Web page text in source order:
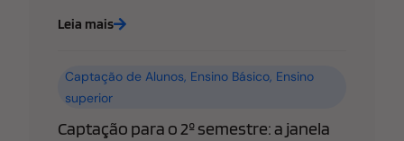
Leia mais
Captação de Alunos, Ensino Básico, Ensino
superior
Captação para o 2º semestre: a janela